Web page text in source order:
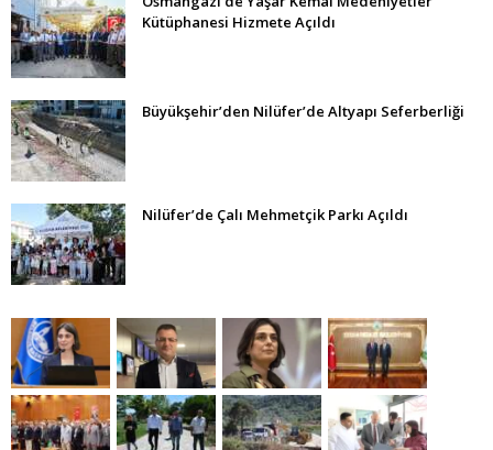
Kütüphanesi Hizmete Açıldı
Büyükşehir’den Nilüfer’de Altyapı Seferberliği
Nilüfer’de Çalı Mehmetçik Parkı Açıldı